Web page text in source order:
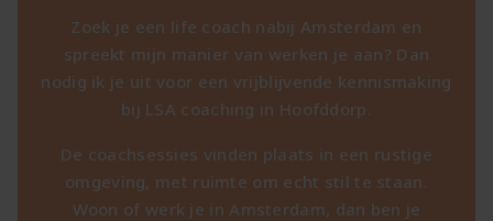
Zoek je een life coach nabij Amsterdam en
spreekt mijn manier van werken je aan? Dan
nodig ik je uit voor een vrijblijvende kennismaking
bij LSA coaching in Hoofddorp.
De coachsessies vinden plaats in een rustige
omgeving, met ruimte om echt stil te staan.
Woon of werk je in Amsterdam, dan ben je